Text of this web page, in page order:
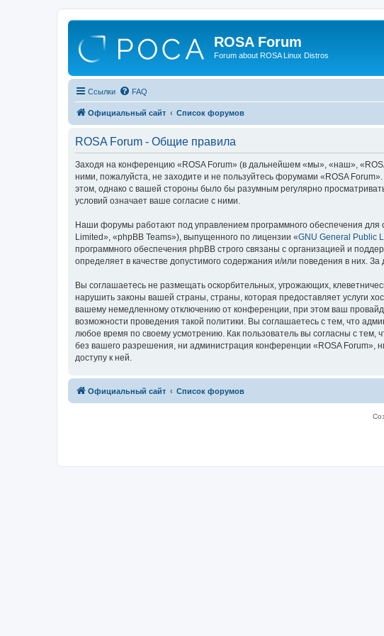
ROSA Forum
Forum about ROSA Linux Distros
Ссылки FAQ
Официальный сайт Список форумов
ROSA Forum - Общие правила
Заходя на конференцию «ROSA Forum» (в дальнейшем «мы», «наш»,
ними, пожалуйста, не заходите и не пользуйтесь форумами «ROSA
этом, однако с вашей стороны было бы разумным регулярно
условий означает ваше согласие с ними.
Наши форумы работают под управлением программного обеспечения
Limited», «phpBB Teams»), выпущенного по лицензии «GNU General Public
программного обеспечения phpBB строго связаны с организацией и
определяет в качестве допустимого содержания и/или поведения в них.
Вы соглашаетесь не размещать оскорбительных, угрожающих,
нарушить законы вашей страны, страны, которая предоставляет услуги
вашему немедленному отключению от конференции, при этом ваш
возможности проведения такой политики. Вы соглашаетесь с тем, что
любое время по своему усмотрению. Как пользователь вы согласны с
без вашего разрешения, ни администрация конференции «ROSA Forum»,
доступу к ней.
Официальный сайт Список форумов